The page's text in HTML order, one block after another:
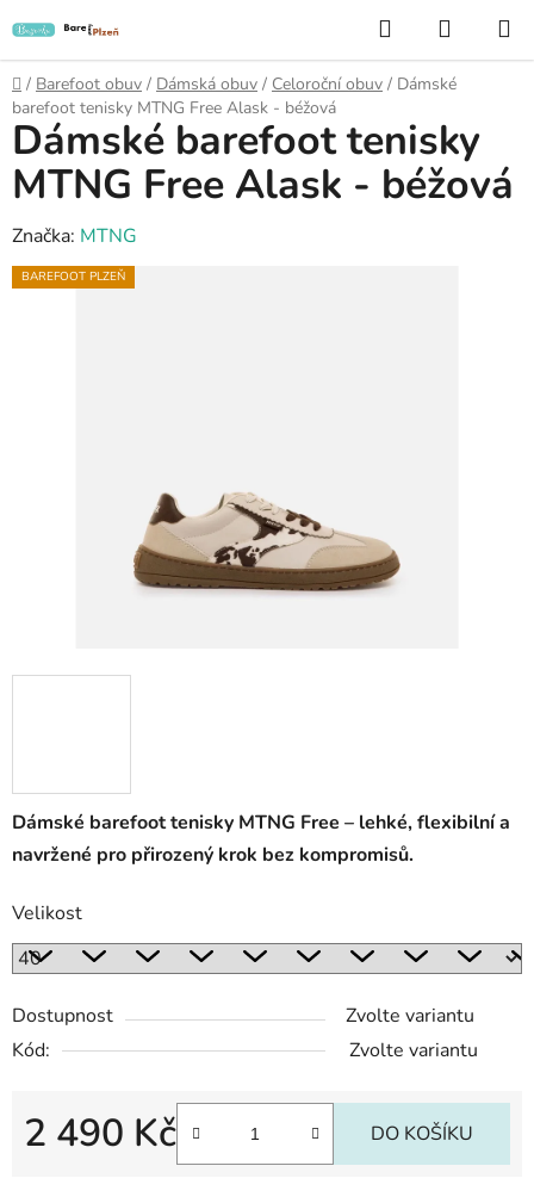
na
obsah
Hledat
KOŠÍK
Domů
/ Barefoot obuv / Dámská obuv / Celoroční obuv / Dámské
barefoot tenisky MTNG Free Alask - béžová
Dámské barefoot tenisky MTNG Free – lehké, flexibilní a
navržené pro přirozený krok bez kompromisů.
Velikost
Dostupnost
Zvolte variantu
Kód:
Zvolte variantu
2 490 Kč DO KOŠÍKU
Dámské barefoot tenisky
MTNG Free Alask - béžová
Značka: MTNG
BAREFOOT PLZEŇ